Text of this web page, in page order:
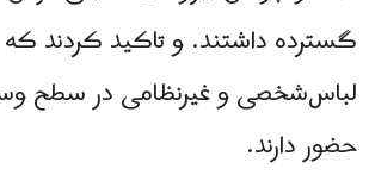
گسترده داشتند. و تاکید کردند که
لباس‌شخصی و غیرنظامی در سطح
حضور دارند.